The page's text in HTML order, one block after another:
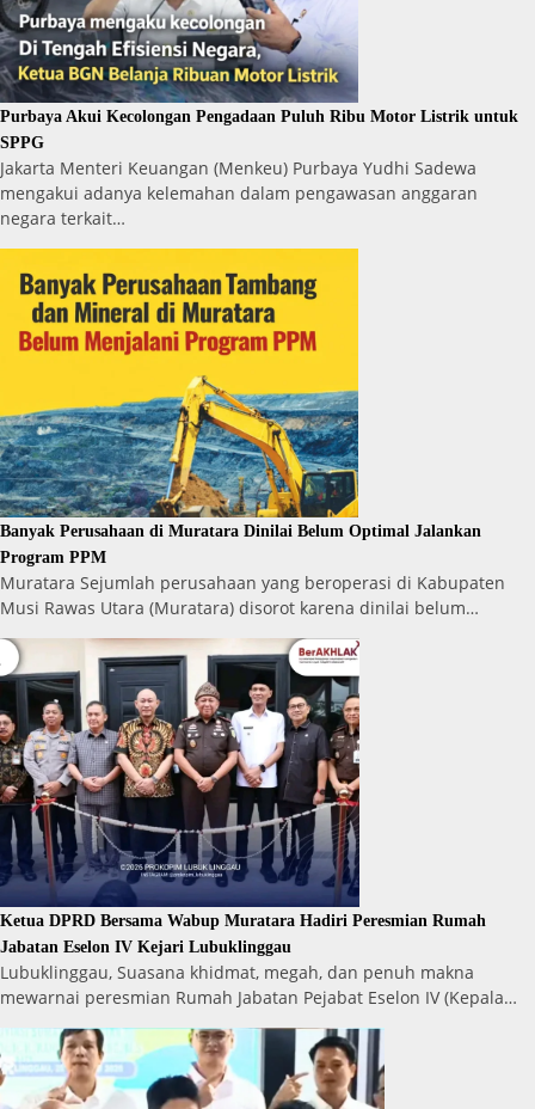
Purbaya Akui Kecolongan Pengadaan Puluh Ribu Motor Listrik untuk
SPPG
Jakarta Menteri Keuangan (Menkeu) Purbaya Yudhi Sadewa
mengakui adanya kelemahan dalam pengawasan anggaran
negara terkait…
Banyak Perusahaan di Muratara Dinilai Belum Optimal Jalankan
Program PPM
Muratara Sejumlah perusahaan yang beroperasi di Kabupaten
Musi Rawas Utara (Muratara) disorot karena dinilai belum…
Ketua DPRD Bersama Wabup Muratara Hadiri Peresmian Rumah
Jabatan Eselon IV Kejari Lubuklinggau
Lubuklinggau, Suasana khidmat, megah, dan penuh makna
mewarnai peresmian Rumah Jabatan Pejabat Eselon IV (Kepala…